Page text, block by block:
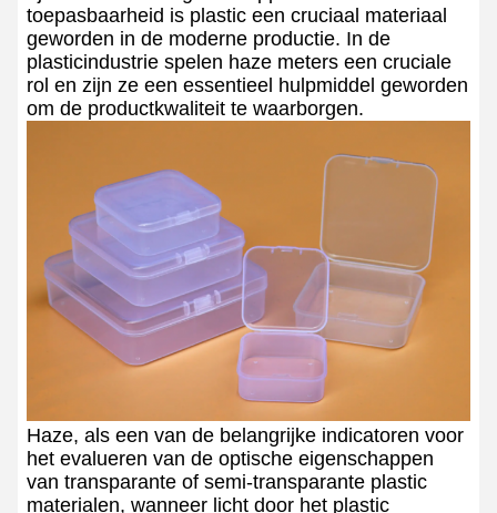
toepasbaarheid is plastic een cruciaal materiaal
geworden in de moderne productie. In de
plasticindustrie spelen haze meters een cruciale
rol en zijn ze een essentieel hulpmiddel geworden
om de productkwaliteit te waarborgen.
Haze, als een van de belangrijke indicatoren voor
het evalueren van de optische eigenschappen
van transparante of semi-transparante plastic
materialen, wanneer licht door het plastic